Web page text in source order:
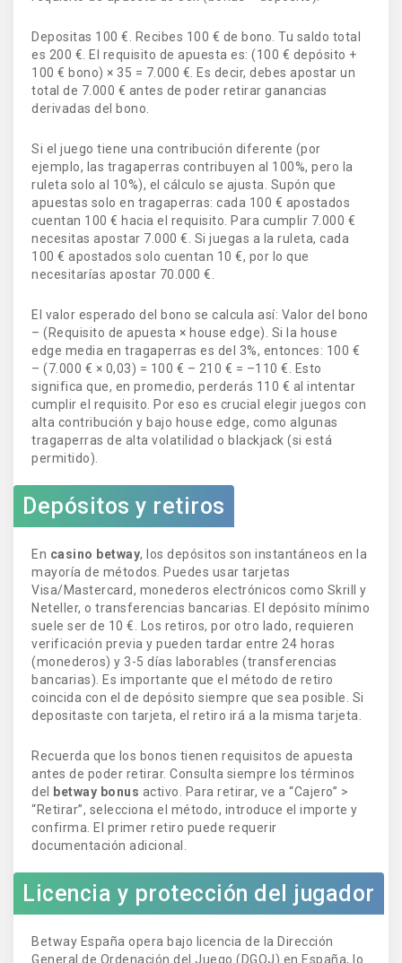
Depositas 100 €. Recibes 100 € de bono. Tu saldo total
es 200 €. El requisito de apuesta es: (100 € depósito +
100 € bono) × 35 = 7.000 €. Es decir, debes apostar un
total de 7.000 € antes de poder retirar ganancias
derivadas del bono.
Si el juego tiene una contribución diferente (por
ejemplo, las tragaperras contribuyen al 100%, pero la
ruleta solo al 10%), el cálculo se ajusta. Supón que
apuestas solo en tragaperras: cada 100 € apostados
cuentan 100 € hacia el requisito. Para cumplir 7.000 €
necesitas apostar 7.000 €. Si juegas a la ruleta, cada
100 € apostados solo cuentan 10 €, por lo que
necesitarías apostar 70.000 €.
El valor esperado del bono se calcula así: Valor del bono
– (Requisito de apuesta × house edge). Si la house
edge media en tragaperras es del 3%, entonces: 100 €
– (7.000 € × 0,03) = 100 € – 210 € = –110 €. Esto
significa que, en promedio, perderás 110 € al intentar
cumplir el requisito. Por eso es crucial elegir juegos con
alta contribución y bajo house edge, como algunas
tragaperras de alta volatilidad o blackjack (si está
permitido).
Depósitos y retiros
En casino betway, los depósitos son instantáneos en la
mayoría de métodos. Puedes usar tarjetas
Visa/Mastercard, monederos electrónicos como Skrill y
Neteller, o transferencias bancarias. El depósito mínimo
suele ser de 10 €. Los retiros, por otro lado, requieren
verificación previa y pueden tardar entre 24 horas
(monederos) y 3-5 días laborables (transferencias
bancarias). Es importante que el método de retiro
coincida con el de depósito siempre que sea posible. Si
depositaste con tarjeta, el retiro irá a la misma tarjeta.
Recuerda que los bonos tienen requisitos de apuesta
antes de poder retirar. Consulta siempre los términos
del
betway bonus activo. Para retirar, ve a “Cajero” >
“Retirar”, selecciona el método, introduce el importe y
confirma. El primer retiro puede requerir
documentación adicional.
Licencia y protección del jugador
Betway España opera bajo licencia de la Dirección
General de Ordenación del Juego (DGOJ) en España, lo